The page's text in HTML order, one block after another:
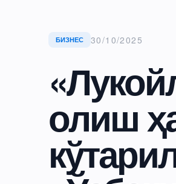
БИЗНЕС 30/10/2025
олиш